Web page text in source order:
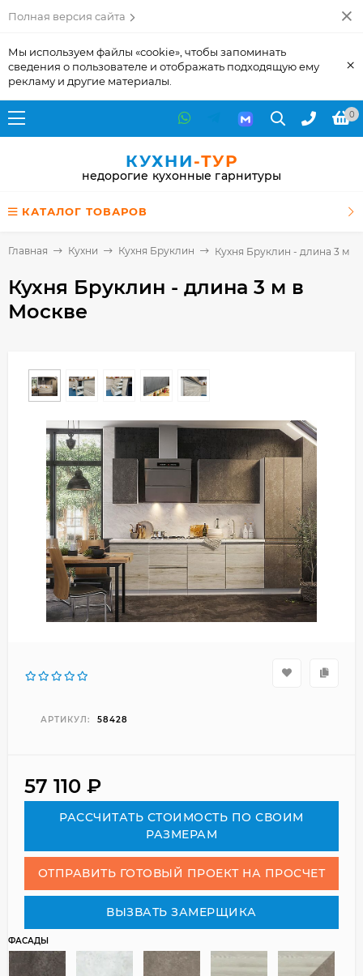
Полная версия сайта
Мы используем файлы «cookie», чтобы запоминать
сведения о пользователе и отображать подходящую ему
рекламу и другие материалы.
×
0
КУХНИ-ТУР
недорогие кухонные гарнитуры
КАТАЛОГ ТОВАРОВ
Главная Кухни Кухня Бруклин Кухня Бруклин - длина 3 м
Кухня Бруклин - длина 3 м в
Москве
АРТИКУЛ: 58428
57 110 ₽
РАСCЧИТАТЬ СТОИМОСТЬ ПО СВОИМ
РАЗМЕРАМ
ОТПРАВИТЬ ГОТОВЫЙ ПРОЕКТ НА ПРОСЧЕТ
ВЫЗВАТЬ ЗАМЕРЩИКА
ФАСАДЫ